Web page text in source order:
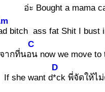
อ่ะ Bought a mama
bitch ass fat Shit I bust
จากที่นอน
C
now we move to
If she want d*c
D
k พี่จัดให้ไ